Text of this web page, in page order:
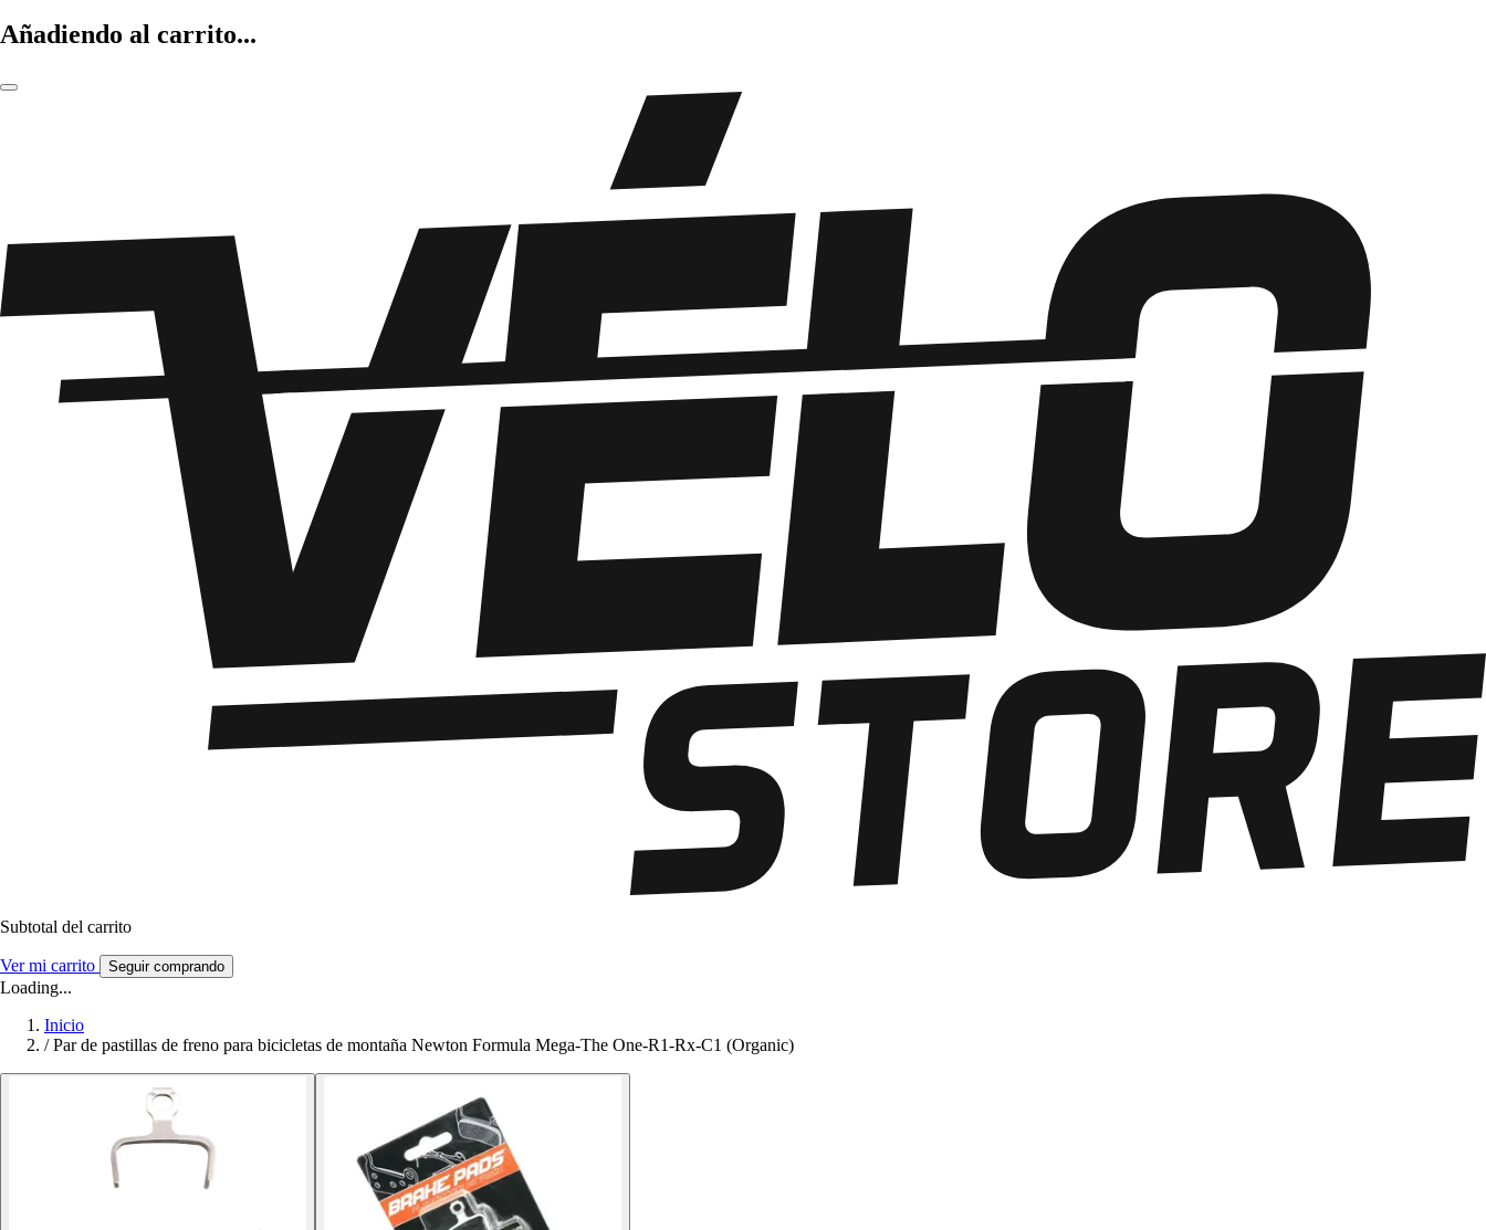
Añadiendo al carrito...
Subtotal del carrito
Ver mi carrito Seguir comprando
Loading...
Inicio
/ Par de pastillas de freno para bicicletas de montaña Newton Formula Mega-The One-R1-Rx-C1 (Organic)